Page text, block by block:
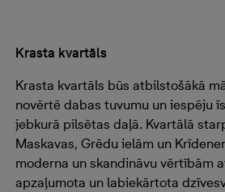
Krasta kvartāls
Krasta kvartāls būs atbilstošākā
novērtē dabas tuvumu un iespēju
jebkurā pilsētas daļā. Kvartālā
Maskavas, Grēdu ielām un
moderna un skandināvu vērtībām
apzaļumota un labiekārtota